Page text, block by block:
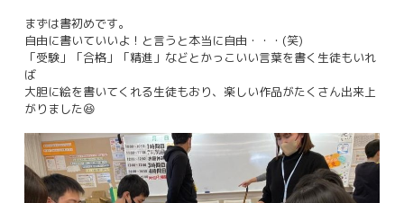
まずは書初めです。
自由に書いていいよ！と言うと本当に自由・・・(笑)
「受験」「合格」「精進」などとかっこいい言葉を書く生徒もいれ
ば
大胆に絵を書いてくれる生徒もおり、楽しい作品がたくさん出来上
がりました😆